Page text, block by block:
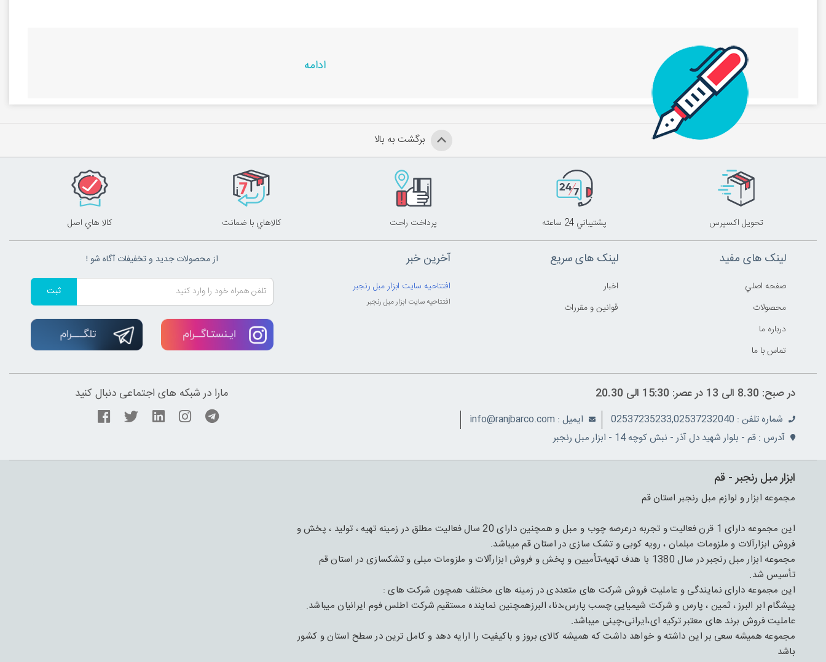
ادامه
برگشت به بالا
تحويل اکسپرس پشتيباني 24 ساعته پرداخت راحت کالاهاي با ضمانت کالا هاي اصل
لینک های مفید
صفحه اصلي
محصولات
درباره ما
تماس با ما
لینک های سریع
اخبار
قوانين و مقررات
آخرین خبر
افتتاحیه سایت ابزار مبل رنجبر
افتتاحیه سایت ابزار مبل رنجبر
از محصولات جدید و تخفیفات آگاه شو !
ثبت
در صبح: 8.30 الی 13 در عصر: 15:30 الی 20.30
شماره تلفن : 02537235233,02537232040
ايميل : info@ranjbarco.com
آدرس : قم - بلوار شهید دل آذر - نبش کوچه 14 - ابزار مبل رنجبر
مارا در شبکه های اجتماعی دنبال کنید
ابزار مبل رنجبر - قم
مجموعه ابزار و لوازم مبل رنجبر استان قم
این مجموعه دارای 1 قرن فعالیت و تجربه درعرصه چوب و مبل و همچنین دارای 20 سال فعالیت مطلق در زمینه تهیه ، تولید ، پخش و
فروش ابزارآلات و ملزومات مبلمان ، رویه کوبی و تشک سازی در استان قم میباشد.
مجموعه ابزار مبل رنجبر در سال 1380 با هدف تهیه،تأمیین و پخش و فروش ابزارآلات و ملزومات مبلی و تشکسازی در استان قم
تأسیس شد.
این مجموعه دارای نمایندگی و عاملیت فروش شرکت های متعددی در زمینه های مختلف همچون شرکت های :
پیشگام ابر البرز ، ثمین ، پارس و شرکت شیمیایی چسب پارس،دنا، البرزهمچنین نماینده مستقیم شرکت اطلس فوم ایرانیان میباشد.
عاملیت فروش برند های معتبر ترکیه ای،ایرانی،چینی میباشد.
مجموعه همیشه سعی بر این داشته و خواهد داشت که همیشه کالای بروز و باکیفیت را ارایه دهد و کامل ترین در سطح استان و کشور
باشد